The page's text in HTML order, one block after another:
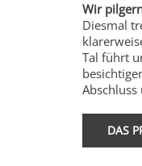
Wir
Diesmal
Tal führt
DAS